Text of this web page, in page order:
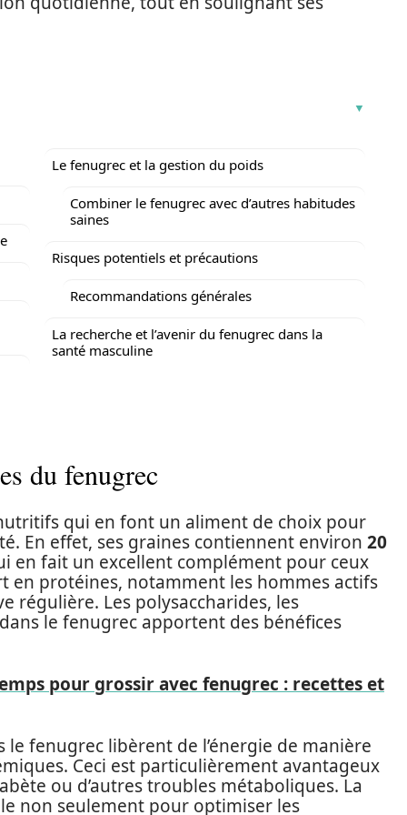
Le fenugrec et la gestion du poids
Combiner le fenugrec avec d’autres habitudes
saines
Risques potentiels et précautions
Recommandations générales
La recherche et l’avenir du fenugrec dans la
santé masculine
du fenugrec
qui en font un aliment de choix pour
En effet, ses graines contiennent environ 20
en fait un excellent complément pour ceux
protéines, notamment les hommes actifs
régulière. Les polysaccharides, les
le fenugrec apportent des bénéfices
pour grossir avec fenugrec : recettes et
fenugrec libèrent de l’énergie de manière
Ceci est particulièrement avantageux
ou d’autres troubles métaboliques. La
non seulement pour optimiser les